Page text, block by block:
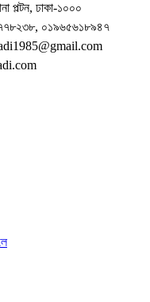
পল্টন, ঢাকা-১০০০
০১৯৬৫৬১৮৯৪৭